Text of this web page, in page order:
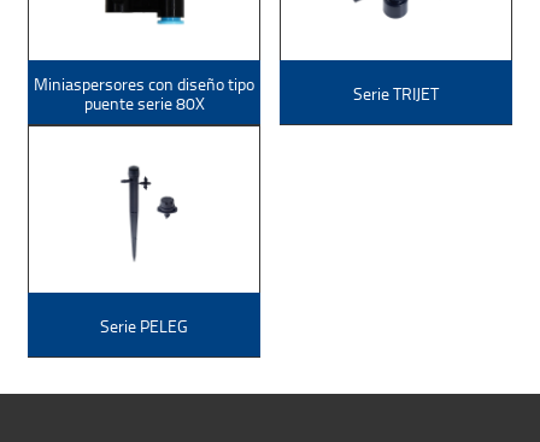
Miniaspersores con diseño tipo
puente serie 80X
Serie TRIJET
Serie PELEG